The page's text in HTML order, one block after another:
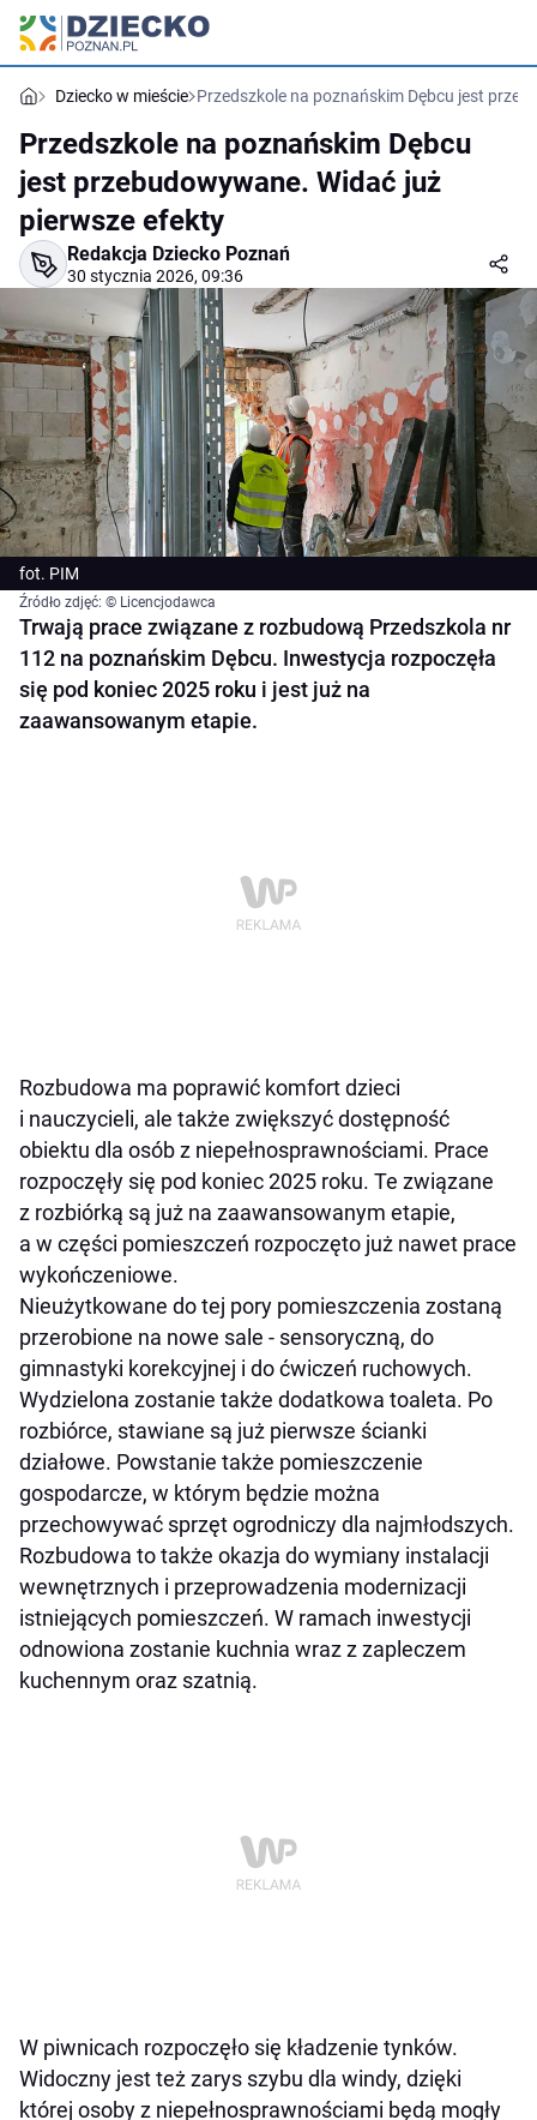
Dziecko w mieście Przedszkole na poznańskim Dębcu jest
Przedszkole na poznańskim Dębcu
jest przebudowywane. Widać już
pierwsze efekty
Redakcja Dziecko Poznań
30 stycznia 2026, 09:36
fot. PIM
Źródło zdjęć: © Licencjodawca
Trwają prace związane z rozbudową Przedszkola nr
112 na poznańskim Dębcu. Inwestycja rozpoczęła
się pod koniec 2025 roku i jest już na
zaawansowanym etapie.
Rozbudowa ma poprawić komfort dzieci
i nauczycieli, ale także zwiększyć dostępność
obiektu dla osób z niepełnosprawnościami. Prace
rozpoczęły się pod koniec 2025 roku. Te związane
z rozbiórką są już na zaawansowanym etapie,
a w części pomieszczeń rozpoczęto już nawet prace
wykończeniowe.
Nieużytkowane do tej pory pomieszczenia zostaną
przerobione na nowe sale - sensoryczną, do
gimnastyki korekcyjnej i do ćwiczeń ruchowych.
Wydzielona zostanie także dodatkowa toaleta. Po
rozbiórce, stawiane są już pierwsze ścianki
działowe. Powstanie także pomieszczenie
gospodarcze, w którym będzie można
przechowywać sprzęt ogrodniczy dla najmłodszych.
Rozbudowa to także okazja do wymiany instalacji
wewnętrznych i przeprowadzenia modernizacji
istniejących pomieszczeń. W ramach inwestycji
odnowiona zostanie kuchnia wraz z zapleczem
kuchennym oraz szatnią.
W piwnicach rozpoczęło się kładzenie tynków.
Widoczny jest też zarys szybu dla windy, dzięki
której osoby z niepełnosprawnościami będą mogły